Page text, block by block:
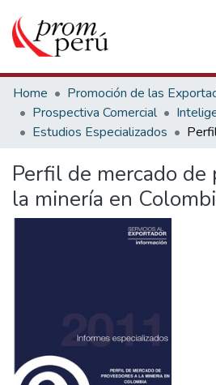
Communities & Collections
All of DSpace
Statistics
Home
Prospectiva Comercial
Estudios Especializados
Perfil de mercado de
la minería en